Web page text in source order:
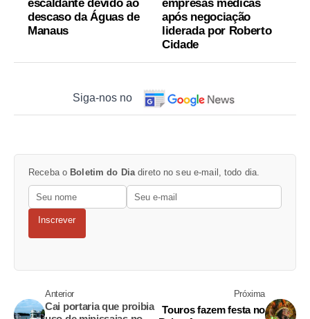
escaldante devido ao
descaso da Águas de
Manaus
empresas médicas
após negociação
liderada por Roberto
Cidade
Siga-nos no
Receba o Boletim do Dia direto no seu e-mail, todo dia.
Inscrever
Anterior
Cai portaria que proibia
Próxima
Touros fazem festa no